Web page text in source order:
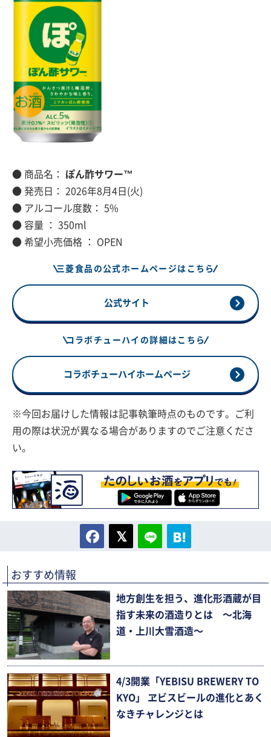
● 商品名： ぽん酢サワー™
● 発売日： 2026年8月4日(火)
● アルコール度数： 5%
● 容量 ： 350ml
● 希望小売価格 ： OPEN
三菱食品の公式ホームページはこちら
公式サイト
コラボチューハイの詳細はこちら
コラボチューハイホームページ
※今回お届けした情報は記事執筆時点のものです。ご利
用の際は状況が異なる場合がありますのでご注意くださ
い。
おすすめ情報
地方創生を担う、進化形酒蔵が目
指す未来の酒造りとは 〜北海
道・上川大雪酒造〜
4/3開業「YEBISU BREWERY TO
KYO」 ヱビスビールの進化とあく
なきチャレンジとは